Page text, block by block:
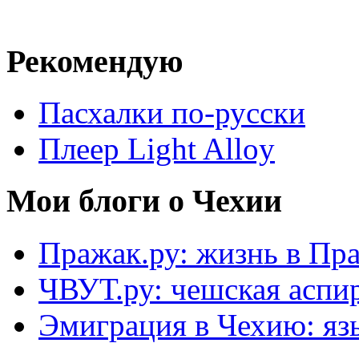
Рекомендую
Пасхалки по-русски
Плеер Light Alloy
Мои блоги о Чехии
Пражак.ру: жизнь в
ЧВУТ.ру: чешская
Эмиграция в Чехию: